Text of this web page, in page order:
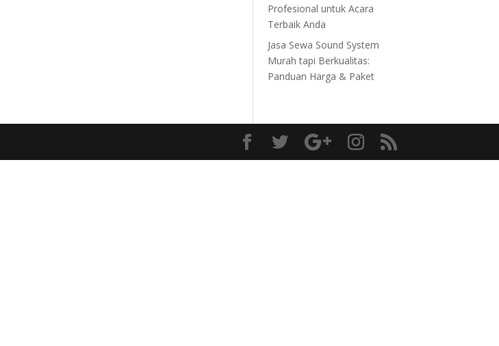
Profesional untuk Acara
Terbaik Anda
Jasa Sewa Sound System
Murah tapi Berkualitas:
Panduan Harga & Paket